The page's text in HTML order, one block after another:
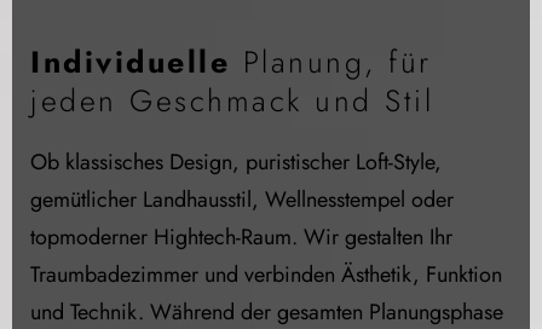
Individuelle Planung, für
jeden Geschmack und Stil
Ob klassisches Design, puristischer Loft-Style,
gemütlicher Landhausstil, Wellnesstempel oder
topmoderner Hightech-Raum. Wir gestalten Ihr
Traumbadezimmer und verbinden Ästhetik, Funktion
und Technik. Während der gesamten Planungsphase